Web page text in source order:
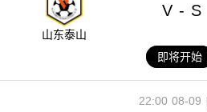
山东泰山
V - S
即将开始
08-09
22:00